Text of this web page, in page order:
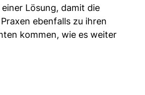
Lösung, damit die
ebenfalls zu ihren
kommen, wie es weiter